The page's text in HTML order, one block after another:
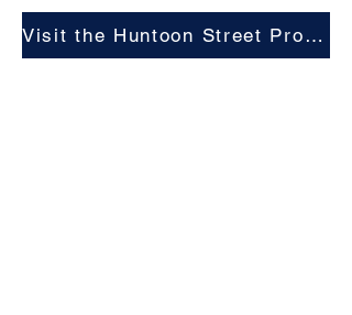
Visit the Huntoon Street Project Website